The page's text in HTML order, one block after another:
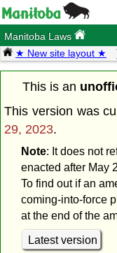
Manitoba Laws
★ New site layout ★
This is an
This version was
29, 2023.
Note: It does not
enacted after May
To find out if an
coming-into-force
at the end of the
Latest version